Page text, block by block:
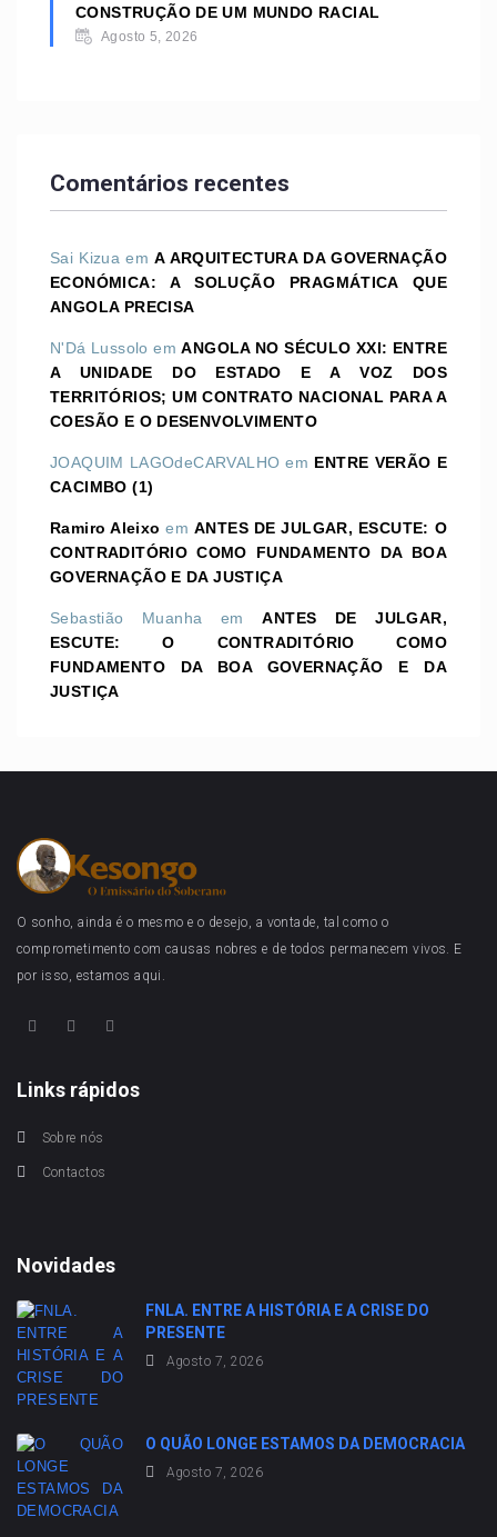
CONSTRUÇÃO DE UM MUNDO RACIAL
Agosto 5, 2026
Comentários recentes
Sai Kizua emA ARQUITECTURA DA GOVERNAÇÃO
ECONÓMICA: A SOLUÇÃO PRAGMÁTICA QUE
ANGOLA PRECISA
N'Dá Lussolo emANGOLA NO SÉCULO XXI: ENTRE
A UNIDADE DO ESTADO E A VOZ DOS
TERRITÓRIOS; UM CONTRATO NACIONAL PARA A
COESÃO E O DESENVOLVIMENTO
JOAQUIM LAGOdeCARVALHO em ENTRE VERÃO E
CACIMBO (1)
Ramiro Aleixo emANTES DE JULGAR, ESCUTE: O
CONTRADITÓRIO COMO FUNDAMENTO DA BOA
GOVERNAÇÃO E DA JUSTIÇA
Sebastião Muanha emANTES DE JULGAR,
ESCUTE: O CONTRADITÓRIO COMO
FUNDAMENTO DA BOA GOVERNAÇÃO E DA
JUSTIÇA
O sonho, ainda é o mesmo e o desejo, a vontade, tal como o
comprometimento com causas nobres e de todos permanecem vivos. E
por isso, estamos aqui.
Links rápidos
Sobre nós
Contactos
Novidades
FNLA. ENTRE A HISTÓRIA E A CRISE DO
PRESENTE
Agosto 7, 2026
O QUÃO LONGE ESTAMOS DA DEMOCRACIA
Agosto 7, 2026